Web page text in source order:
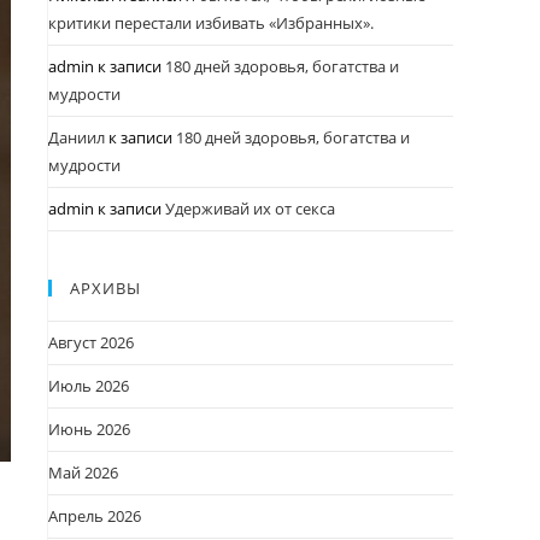
критики перестали избивать «Избранных».
admin к записи 180 дней здоровья, богатства и
мудрости
Даниил к записи 180 дней здоровья, богатства и
мудрости
admin к записиУдерживай их от секса
АРХИВЫ
Август 2026
Июль 2026
Июнь 2026
Май 2026
Апрель 2026